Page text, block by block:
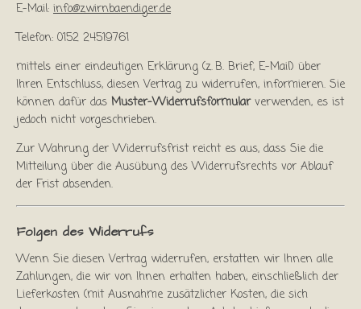
E-Mail: info@zwirnbaendiger.de
Telefon: 0152 24519761
mittels einer eindeutigen Erklärung (z. B. Brief, E-Mail) über
Ihren Entschluss, diesen Vertrag zu widerrufen, informieren. Sie
können dafür das Muster-Widerrufsformularverwenden, es ist
jedoch nicht vorgeschrieben.
Zur Wahrung der Widerrufsfrist reicht es aus, dass Sie die
Mitteilung über die Ausübung des Widerrufsrechts vor Ablauf
der Frist absenden.
Folgen des Widerrufs
Wenn Sie diesen Vertrag widerrufen, erstatten wir Ihnen alle
Zahlungen, die wir von Ihnen erhalten haben, einschließlich der
Lieferkosten (mit Ausnahme zusätzlicher Kosten, die sich